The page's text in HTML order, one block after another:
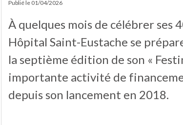
Publié le 01/04/2026
À quelques mois de célébrer ses
Hôpital Saint-Eustache se
la septième édition de son «
importante activité de
depuis son lancement en 2018.